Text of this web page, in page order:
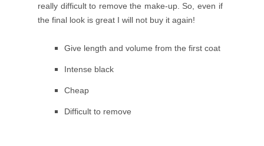
really difficult to remove the make-up. So, even if
the final look is great I will not buy it again!
Give length and volume from the first coat
Intense black
Cheap
Difficult to remove